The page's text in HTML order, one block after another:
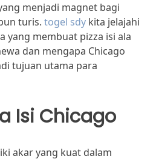
menjadi magnet bagi
turis. togel sdy kita jelajahi
yang membuat pizza isi ala
dan mengapa Chicago
tujuan utama para
Isi Chicago
akar yang kuat dalam